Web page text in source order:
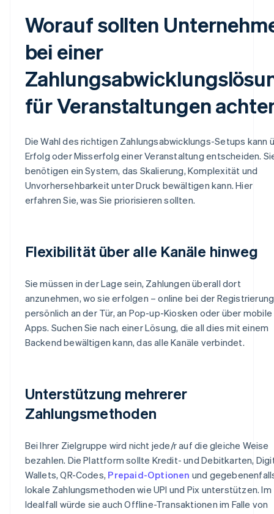
Worauf sollten
bei einer
für Veranstaltungen
Die Wahl des richtigen Zahlungsabwicklungs-Setups kann
Erfolg oder Misserfolg einer Veranstaltung entscheiden.
benötigen ein System, das Skalierung, Komplexität und
Unvorhersehbarkeit unter Druck bewältigen kann. Hier
erfahren Sie, was Sie priorisieren sollten.
Flexibilität über alle Kanäle hinweg
Sie müssen in der Lage sein, Zahlungen überall dort
anzunehmen, wo sie erfolgen – online bei der
persönlich an der Tür, an Pop-up-Kiosken oder über mobile
Apps. Suchen Sie nach einer Lösung, die all dies mit einem
Backend bewältigen kann, das alle Kanäle verbindet.
Unterstützung mehrerer
Zahlungsmethoden
Bei Ihrer Zielgruppe wird nicht jede/r auf die gleiche Weise
bezahlen. Die Plattform sollte Kredit- und Debitkarten,
Wallets, QR-Codes, Prepaid-Optionen und
lokale Zahlungsmethoden wie UPI und Pix unterstützen. Im
Idealfall würde sie auch Offline-Transaktionen im Falle von